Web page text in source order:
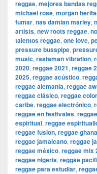
reggae, mejores bandas
michael rose, morgan
fumar, nas damian marley,
artists, new roots reggae,
talentos reggae, one love,
pressure busspipe,
music, rastaman vibration,
2020, reggae 2021, reggae
2025, reggae acústico,
reggae alemania, reggae
reggae clásico, reggae
caribe, reggae electrónico,
reggae en festivales,
espiritual, reggae
reggae fusion, reggae ghana
reggae jamaicano, reggae
reggae méxico, reggae mix
reggae nigeria, reggae
reggae para estudiar,